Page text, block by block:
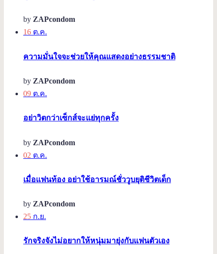
by ZAPcondom
16 ต.ค.
ความมั่นใจจะช่วยให้คุณแสดงอย่างธรรมชาติ
by ZAPcondom
09 ต.ค.
อย่าวิตกว่าเซ็กส์จะแย่ทุกครั้ง
by ZAPcondom
02 ต.ค.
เมื่อแฟนท้อง อย่าใช้อารมณ์ชั่ววูบยุติชีวิตเด็ก
by ZAPcondom
25 ก.ย.
รักจริงจังไม่อยากให้หนุ่มมายุ่งกับแฟนตัวเอง